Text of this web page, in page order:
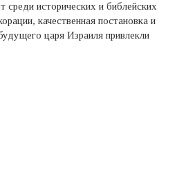
среди исторических и библейских
качественная постановка и
царя Израиля привлекли